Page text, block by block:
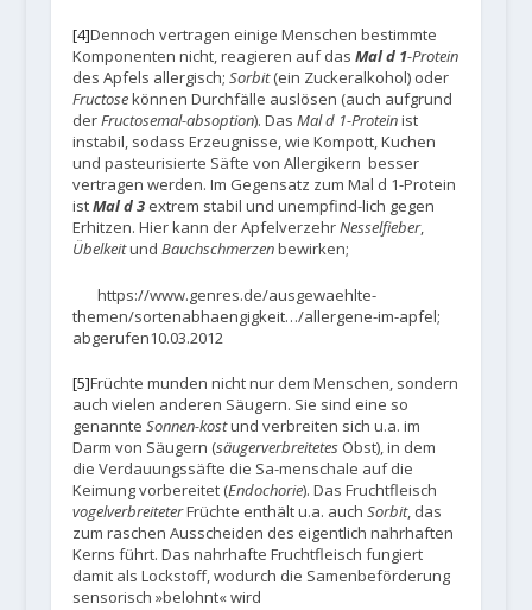
[4]Dennoch vertragen einige Menschen bestimmte
Komponenten nicht, reagieren auf das Mal d 1-Protein
des Apfels allergisch; Sorbit(ein Zuckeralkohol) oder
Fructosekönnen Durchfälle auslösen (auch aufgrund
derFructosemal-absoption). Das Mal d 1-Proteinist
instabil, sodass Erzeugnisse, wie Kompott, Kuchen
und pasteurisierte Säfte von Allergikern besser
vertragen werden. Im Gegensatz zum Mal d 1-Protein
istMal d 3extrem stabil und unempfind-lich gegen
Erhitzen. Hier kann der ApfelverzehrNesselfieber,
Übelkeitund Bauchschmerzenbewirken;
https://www.genres.de/ausgewaehlte-
themen/sortenabhaengigkeit…/allergene-im-apfel;
abgerufen10.03.2012
[5]Früchte munden nicht nur dem Menschen, sondern
auch vielen anderen Säugern. Sie sind eine so
genannte Sonnen-kostund verbreiten sich u.a. im
Darm von Säugern (säugerverbreitetesObst), in dem
die Verdauungssäfte die Sa-menschale auf die
Keimung vorbereitet (Endochorie). Das Fruchtfleisch
vogelverbreiteterFrüchte enthält u.a. auch Sorbit, das
zum raschen Ausscheiden des eigentlich nahrhaften
Kerns führt. Das nahrhafte Fruchtfleisch fungiert
damit als Lockstoff, wodurch die Samenbeförderung
sensorisch »belohnt« wird